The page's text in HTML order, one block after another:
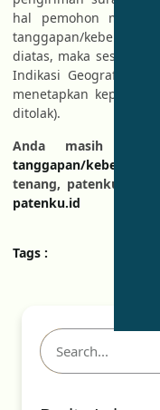
hal pemohon merek
tanggapan/keberatan
diatas, maka sesuai
Indikasi Geografis,
menetapkan
ditolak).
Anda masih
tanggapan/
tenang, patenku.id
patenku.id
Tags :